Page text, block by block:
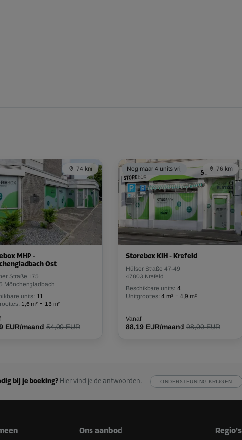
Vanaf 140,00 EUR/maand
Vanaf
74 km
MHP -
Ost
Straße 175
Mönchengladbach
units: 11
1,6 m² - 13 m²
EUR/maand 54,00 EUR
Nog maar 4 units vrij 76 km
Storebox KIH - Krefeld
Hülser Straße 47-49
47803 Krefeld
Beschikbare units: 4
Unitgroottes: 4 m² - 4,9 m²
Vanaf
88,19 EUR/maand 98,00 EUR
bij je boeking? Hier vind je de antwoorden. ONDERSTEUNING KRIJGEN
Ons aanbod Regio's